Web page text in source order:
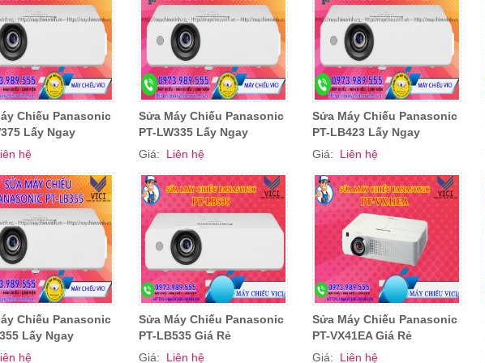
Chiếu Panasonic
Lấy Ngay
hệ
Sửa Máy Chiếu Panasonic
PT-LW335 Lấy Ngay
Giá:
Liên hệ
Sửa Máy Chiếu Panasonic
PT-LB423 Lấy Ngay
Giá:
Liên hệ
Chiếu Panasonic
Lấy Ngay
hệ
Sửa Máy Chiếu Panasonic
PT-LB535 Giá Rẻ
Giá:
Liên hệ
Sửa Máy Chiếu Panasonic
PT-VX41EA Giá Rẻ
Giá:
Liên hệ